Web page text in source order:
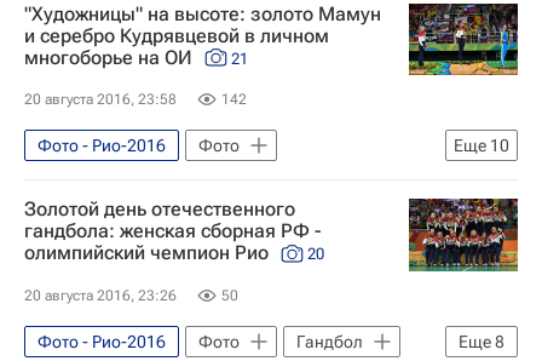
Сборная России - Рио-2016
Борьба - Рио-2016
Летние Олимпийские игры 2016
Россия на Олимпиаде 2016
Абдулрашид Садулаев
"Художницы" на высоте: золото Мамун
и серебро Кудрявцевой в личном
многоборье на ОИ
21
20 августа 2016, 23:58 142
Еще 10
Фото - Рио-2016
Фото
Художественная гимнастика
Олимпийские игры
Спорт
Сборная России - Рио-2016
Художественная гимнастика - Рио-2016
Рио-2016
Золотой день отечественного
гандбола: женская сборная РФ -
олимпийский чемпион Рио
20
20 августа 2016, 23:26 50
Еще8
Фото - Рио-2016 Фото
Гандбол